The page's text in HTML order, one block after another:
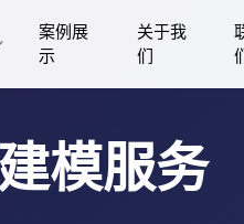
案例展
示
关于我
们
模服务